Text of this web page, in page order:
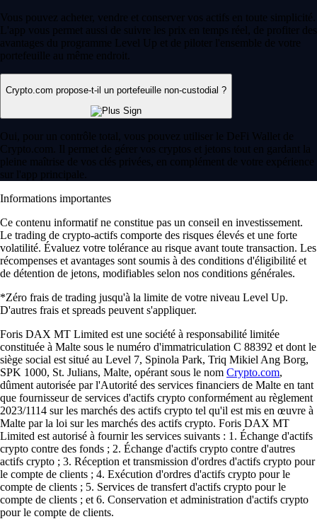
Vous pouvez acheter, vendre et conserver vos actifs en toute simplicité.
L'app vous permet aussi de suivre les prix en temps réel, de profiter des
avantages du programme Level Up et de piloter l'ensemble de votre
portefeuille au même endroit.
Crypto.com propose-t-il un portefeuille non-custodial ?
Oui, pour un contrôle total, vous pouvez utiliser le DeFi Wallet de
Crypto.com. Il permet de gérer vos cryptos et jetons tout en gardant la
pleine maîtrise de vos clés privées, en complément de votre expérience
sur l'app principale.
Informations importantes
Ce contenu informatif ne constitue pas un conseil en investissement.
Le trading de crypto-actifs comporte des risques élevés et une forte
volatilité. Évaluez votre tolérance au risque avant toute transaction. Les
récompenses et avantages sont soumis à des conditions d'éligibilité et
de détention de jetons, modifiables selon nos conditions générales.
*Zéro frais de trading jusqu'à la limite de votre niveau Level Up.
D'autres frais et spreads peuvent s'appliquer.
Foris DAX MT Limited est une société à responsabilité limitée
constituée à Malte sous le numéro d'immatriculation C 88392 et dont le
siège social est situé au Level 7, Spinola Park, Triq Mikiel Ang Borg,
SPK 1000, St. Julians, Malte, opérant sous le nom Crypto.com,
dûment autorisée par l'Autorité des services financiers de Malte en tant
que fournisseur de services d'actifs crypto conformément au règlement
2023/1114 sur les marchés des actifs crypto tel qu'il est mis en œuvre à
Malte par la loi sur les marchés des actifs crypto. Foris DAX MT
Limited est autorisé à fournir les services suivants : 1. Échange d'actifs
crypto contre des fonds ; 2. Échange d'actifs crypto contre d'autres
actifs crypto ; 3. Réception et transmission d'ordres d'actifs crypto pour
le compte de clients ; 4. Exécution d'ordres d'actifs crypto pour le
compte de clients ; 5. Services de transfert d'actifs crypto pour le
compte de clients ; et 6. Conservation et administration d'actifs crypto
pour le compte de clients.